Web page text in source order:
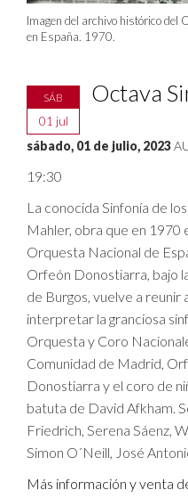
Imagen del archivo histórico del
en España. 1970.
SÁB
01 jul
Octava
sábado, 01 de julio, 2023
19:30
La conocida Sinfonía de
Mahler, obra que en 1970
Orquesta Nacional de
Orfeón Donostiarra, bajo
de Burgos, vuelve a reunir
interpretar la granciosa
Orquesta y Coro
Comunidad de Madrid,
Donostiarra y el coro de
batuta de David Afkham.
Friedrich, Serena Sáenz,
Simon O´Neill, José
Más información y venta